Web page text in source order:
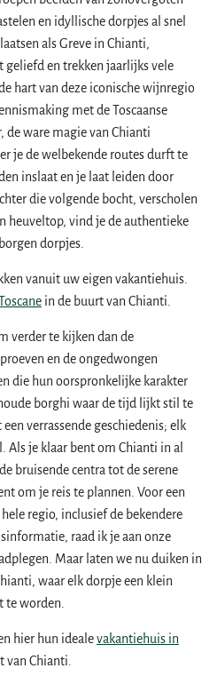
en idyllische dorpjes al snel
als Greve in Chianti,
geliefd en trekken jaarlijks vele
hart van deze iconische wijnregio
met de Toscaanse
de ware magie van Chianti
je de welbekende routes durft te
inslaat en je laat leiden door
die volgende bocht, verscholen
heuveltop, vind je de authentieke
dorpjes.
vanuit uw eigen vakantiehuis.
in de buurt van Chianti.
verder te kijken dan de
en de ongedwongen
die hun oorspronkelijke karakter
borghi waar de tijd lijkt stil te
verrassende geschiedenis; elk
Als je klaar bent om Chianti in al
bruisende centra tot de serene
om je reis te plannen. Voor een
regio, inclusief de bekendere
raad ik je aan onze
Maar laten we nu duiken in
waar elk dorpje een klein
worden.
hier hun idealevakantiehuis in
van Chianti.